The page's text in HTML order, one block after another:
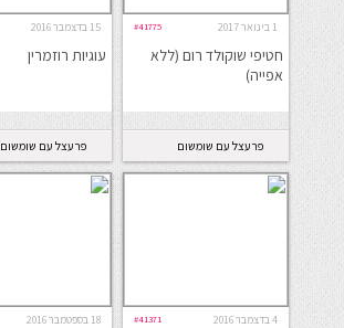
1 בינואר 2017 #41775
חטיפי שוקולד רום (ללא
אפייה)
פרעצל עם שומשום
15 בדצמבר 2016
עוגיות רוזמרין
פרעצל עם שומשום
4 בדצמבר 2016 #41371 18 בספטמבר 2016